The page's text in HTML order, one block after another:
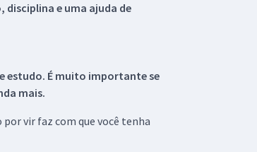
disciplina e uma ajuda de
estudo. É muito importante se
mais.
vir faz com que você tenha